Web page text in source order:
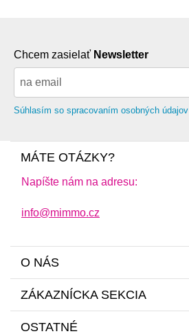
Chcem zasielať Newsletter
Súhlasím so spracovaním osobných údajov
MÁTE OTÁZKY?
Napíšte nám na adresu:
info@mimmo.cz
O NÁS
ZÁKAZNÍCKA SEKCIA
OSTATNÉ